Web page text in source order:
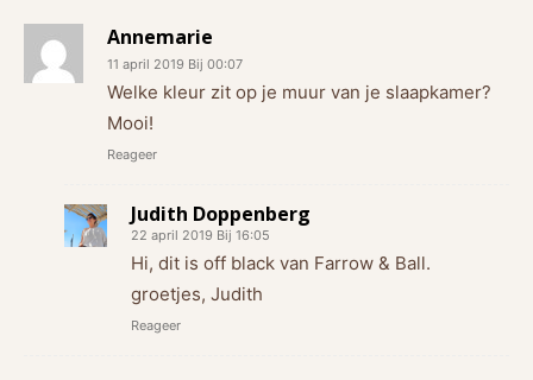
Annemarie
11 april 2019 Bij 00:07
Welke kleur zit op je muur van je slaapkamer?
Mooi!
Reageer
Judith Doppenberg
22 april 2019 Bij 16:05
Hi, dit is off black van Farrow & Ball.
groetjes, Judith
Reageer